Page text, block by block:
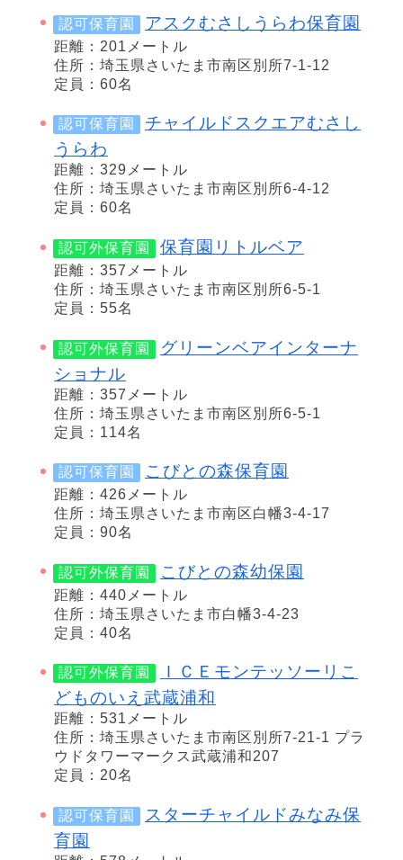
認可保育園 アスクむさしうらわ保育園
距離：201メートル
住所：埼玉県さいたま市南区別所7-1-12
定員：60名
認可保育園
チャイルドスクエアむさし
うらわ
距離：329メートル
住所：埼玉県さいたま市南区別所6-4-12
定員：60名
認可外保育園 保育園リトルベア
距離：357メートル
住所：埼玉県さいたま市南区別所6-5-1
定員：55名
認可外保育園
グリーンベアインターナ
ショナル
距離：357メートル
住所：埼玉県さいたま市南区別所6-5-1
定員：114名
認可保育園 こびとの森保育園
距離：426メートル
住所：埼玉県さいたま市南区白幡3-4-17
定員：90名
認可外保育園 こびとの森幼保園
距離：440メートル
住所：埼玉県さいたま市白幡3-4-23
定員：40名
認可外保育園
ＩＣＥモンテッソーリこ
どものいえ武蔵浦和
距離：531メートル
住所：埼玉県さいたま市南区別所7-21-1 プラ
ウドタワーマークス武蔵浦和207
定員：20名
認可保育園
スターチャイルドみなみ保
育園